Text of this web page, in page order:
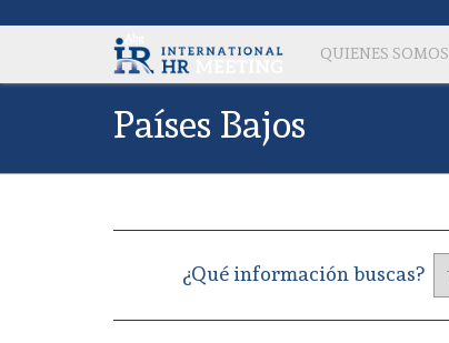
QUIENES SOMOS
Países Bajos
¿Qué información buscas?